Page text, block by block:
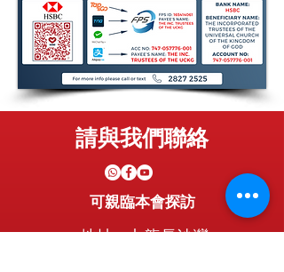
請與我們聯絡
可親臨本會探訪
地址：九龍長沙灣